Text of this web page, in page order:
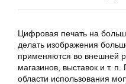
Цифровая печать на
делать изображения
применяются во внешней
магазинов, выставок и т.
области использования